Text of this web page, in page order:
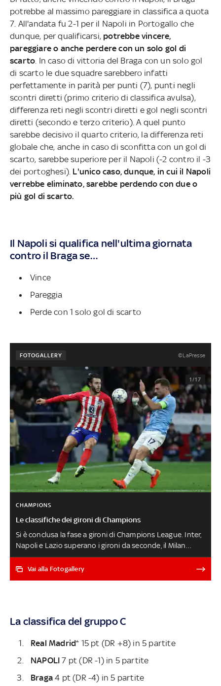
potrebbe al massimo pareggiare in classifica a quota
7. All'andata fu 2-1 per il Napoli in Portogallo che
dunque, per qualificarsi, potrebbe vincere,
pareggiare o anche perdere con un solo gol di
scarto . In caso di vittoria del Braga con un solo gol
di scarto le due squadre sarebbero infatti
perfettamente in parità per punti (7), punti negli
scontri diretti (primo criterio di classifica avulsa),
differenza reti negli scontri diretti e gol negli scontri
diretti (secondo e terzo criterio). A quel punto
sarebbe decisivo il quarto criterio, la differenza reti
globale che, anche in caso di sconfitta con un gol di
scarto, sarebbe superiore per il Napoli (-2 contro il -3
dei portoghesi). L'unico caso, dunque, in cui il Napoli
verrebbe eliminato, sarebbe perdendo con due o
più gol di scarto.
Il Napoli si qualifica nell'ultima giornata
contro il Braga se…
Vince
Pareggia
Perde con 1 solo gol di scarto
FOTOGALLERY ©LaPresse
1/17
CHAMPIONS
Le classifiche dei gironi di Champions
Si è conclusa la fase a gironi di Champions League. Inter,
Napoli e Lazio superano i gironi da seconde, il Milan
'retrocede' in Europa League. Tra le eliminazioni a
sorpresa ci sono quelle di Manchester United e
Vai alla Fotogallery
La classifica del gruppo C
Real Madrid* 15 pt (DR +8) in 5 partite
NAPOLI 7 pt (DR -1) in 5 partite
Braga 4 pt (DR -4) in 5 partite